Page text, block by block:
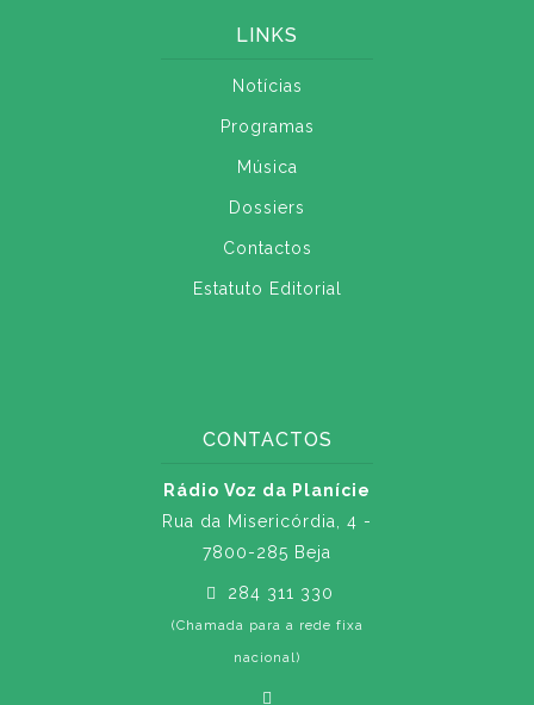
LINKS
Notícias
Programas
Música
Dossiers
Contactos
Estatuto Editorial
CONTACTOS
Rádio Voz da Planície
Rua da Misericórdia, 4 -
7800-285 Beja
284 311 330
(Chamada para a rede fixa
nacional)